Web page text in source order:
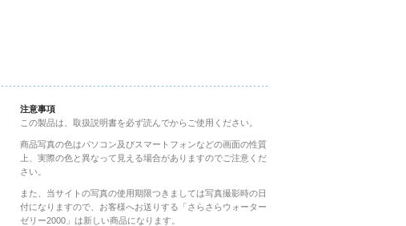
注意事項
この製品は、取扱説明書を必ず読んでからご使用ください。
商品写真の色はパソコン及びスマートフォンなどの画面の性質
上、実際の色と異なって見える場合がありますのでご注意くだ
さい。
また、当サイトの写真の使用期限つきましては写真撮影時の日
付になりますので、お客様へお送りする「さらさらウォーター
ゼリー2000」は新しい商品になります。